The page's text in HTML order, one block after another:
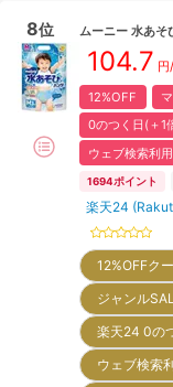
8位 ムーニー 水あそ
104.7
12%OFF
0のつく日(＋1
ウェブ検索利
1694ポイント
楽天24
12%OFFク
ジャンル
楽天24 0の
ウェブ検索